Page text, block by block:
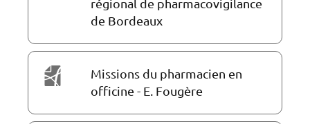
régional de pharmacovigilance
de Bordeaux
Missions du pharmacien en
officine - E. Fougère